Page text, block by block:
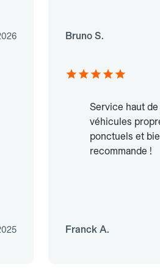
Bruno S.
Service haut
véhicules
ponctuels et
recommande !
Franck A.